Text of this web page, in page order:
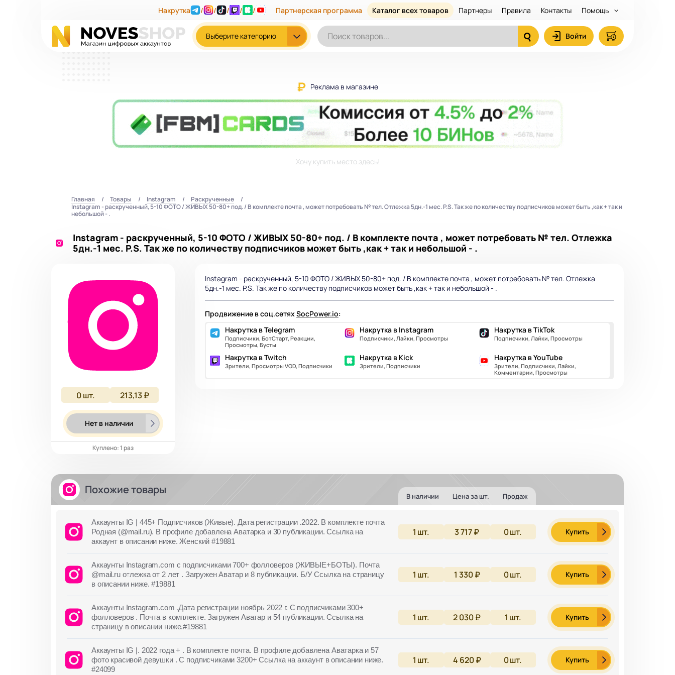
Накрутка / / / / / Партнерская программа Каталог всех товаров Партнеры Правила Контакты Помощь
Выберите категорию Войти
Реклама в магазине
Хочу купить место здесь!
Главная Товары Instagram
Раскрученные
Instagram - раскрученный, 5-10 ФОТО / ЖИВЫХ 50-80+ под. / В комплекте почта , может потребовать № тел. Отлежка 5дн.-1 мес. P.S. Так же по количеству подписчиков может быть ,как + так и
небольшой - .
Instagram - раскрученный, 5-10 ФОТО / ЖИВЫХ 50-80+ под. / В комплекте почта , может потребовать № тел. Отлежка
5дн.-1 мес. P.S. Так же по количеству подписчиков может быть ,как + так и небольшой - .
0шт. 213,13 ₽
Нет в наличии
Куплено: 1 раз
Instagram - раскрученный, 5-10 ФОТО / ЖИВЫХ 50-80+ под. / В комплекте почта , может потребовать № тел. Отлежка
5дн.-1 мес. P.S. Так же по количеству подписчиков может быть ,как + так и небольшой - .
Продвижение в соц.сетяхSocPower.io:
Накрутка в Telegram
Подписчики, БотСтарт, Реакции,
Просмотры, Бусты
Накрутка в Instagram
Подписчики, Лайки, Просмотры
Накрутка в TikTok
Подписчики, Лайки, Просмотры
Накрутка в Twitch
Зрители, Просмотры VOD, Подписчики
Накрутка в Kick
Зрители, Подписчики
Накрутка в YouTube
Зрители, Подписчики, Лайки,
Комментарии, Просмотры
Похожие товары В наличии Цена за шт. Продаж
Аккаунты IG | 445+ Подписчиков (Живые). Дата регистрации .2022. В комплекте почта
Родная (@mail.ru). В профиле добавлена Аватарка и 30 публикации. Ссылка на
аккаунт в описании ниже. Женский #19881
1 шт. 3 717 ₽ 0шт. Купить
Аккаунты Instagram.com с подписчиками 700+ фолловеров (ЖИВЫЕ+БОТЫ). Почта
@mail.ru отлежка от 2 лет . Загружен Аватар и 8 публикации. Б/У Ссылка на страницу
в описании ниже. #19881
1 шт. 1 330 ₽ 0шт. Купить
Аккаунты Instagram.com .Дата регистрации ноябрь 2022 г. С подписчиками 300+
фолловеров . Почта в комплекте. Загружен Аватар и 54 публикации. Ссылка на
страницу в описании ниже.#19881
1 шт. 2 030 ₽ 1 шт. Купить
Аккаунты IG |. 2022 года + . В комплекте почта. В профиле добавлена Аватарка и 57
фото красивой девушки . С подписчиками 3200+ Ссылка на аккаунт в описании ниже.
#24099
1 шт. 4 620 ₽ 0шт. Купить